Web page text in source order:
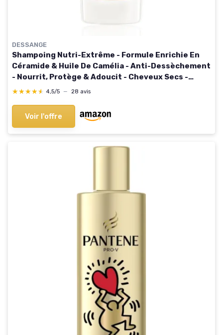
DESSANGE
Shampoing Nutri-Extrême - Formule Enrichie En
Céramide & Huile De Camélia - Anti-Dessèchement
- Nourrit, Protège & Adoucit - Cheveux Secs -
280ml 280 ml (Lot de 1)
★★★★★
★★★★★ 4,5/5 — 28 avis
Voir l'offre